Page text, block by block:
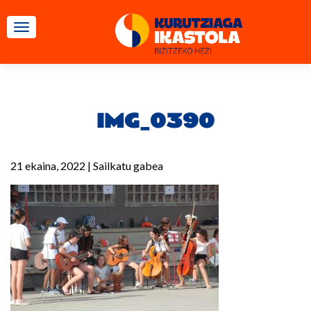
TOGGLE NAVIGATION
IMG_0390
21 ekaina, 2022 | Sailkatu gabea